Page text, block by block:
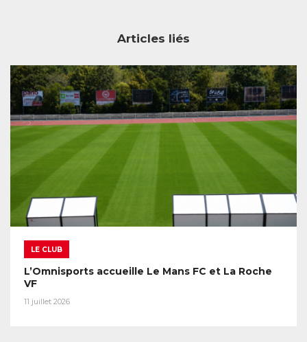
Articles liés
LE CLUB
L’Omnisports accueille Le Mans FC et La Roche
VF
11 juillet 2026